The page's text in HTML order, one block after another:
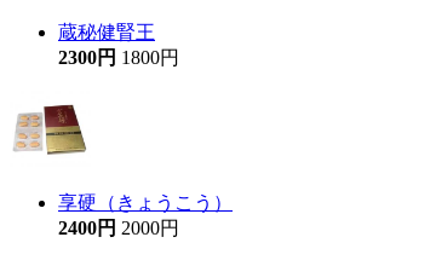
蔵秘健腎王
2300円 1800円
享硬（きょうこう）
2400円 2000円